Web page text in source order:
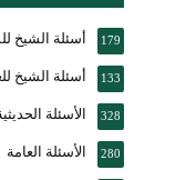
أسئلة الشيخ 179
أسئلة الشيخ 133
الأسئلة 328
الأسئلة العامة 280